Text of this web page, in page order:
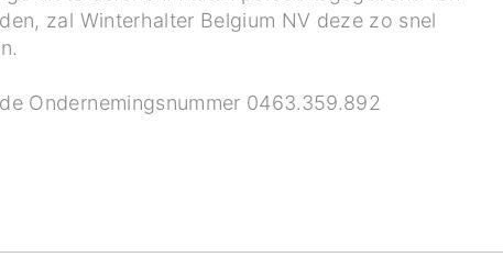
zal Winterhalter Belgium NV deze zo snel
Ondernemingsnummer 0463.359.892